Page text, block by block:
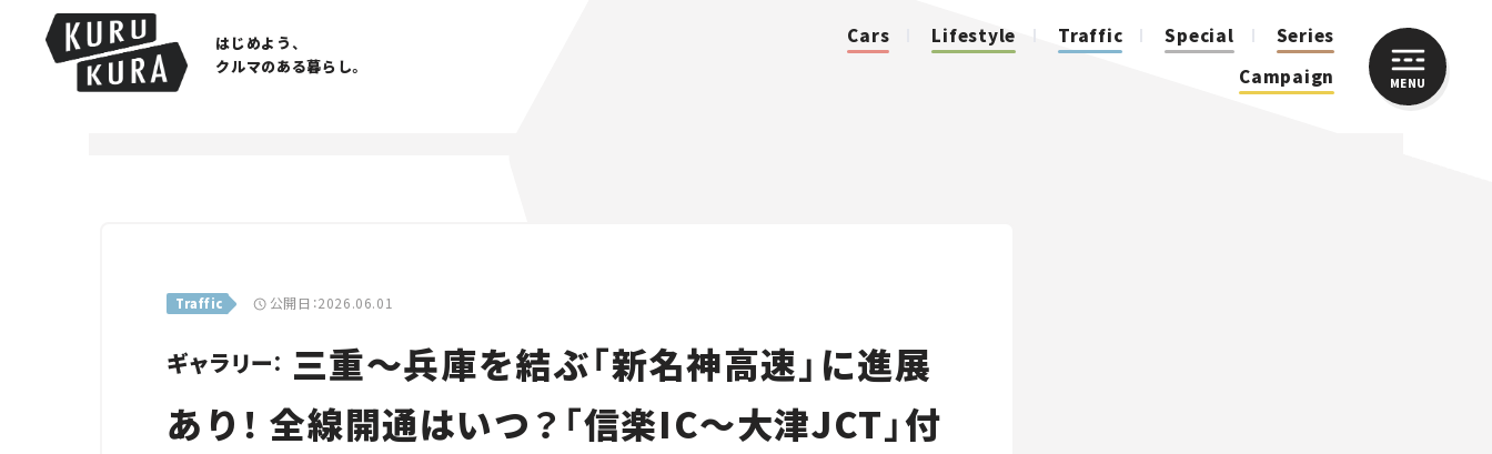
はじめよう、
クルマのある暮らし。
Cars Lifestyle Traffic Special
Series
Campaign
MENU
Traffic 公開日：2026.06.01
ギャラリー： 三重～兵庫を結ぶ「新名神高速」に進展
あり！ 全線開通はいつ？「信楽IC～大津JCT」付
CLOSE
Traffic
Special